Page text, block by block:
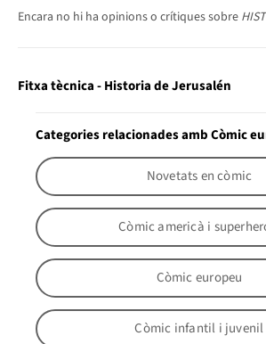
Encara no hi ha opinions o crítiques sobre
Fitxa tècnica - Historia de Jerusalén
Categories relacionades amb Còmic
Novetats en còmic
Còmic americà i
Còmic europeu
Còmic infantil i juvenil